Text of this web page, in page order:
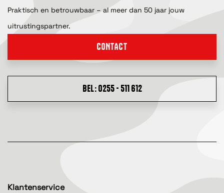
Praktisch en betrouwbaar – al meer dan 50 jaar jouw
uitrustingspartner.
CONTACT
BEL: 0255 - 511 612
Klantenservice